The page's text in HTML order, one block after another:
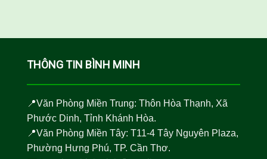
THÔNG TIN BÌNH MINH
📍Văn Phòng Miền Trung: Thôn Hòa Thạnh, Xã
Phước Dinh, Tỉnh Khánh Hòa.
📍Văn Phòng Miền Tây: T11-4 Tây Nguyên Plaza,
Phường Hưng Phú, TP. Cần Thơ.